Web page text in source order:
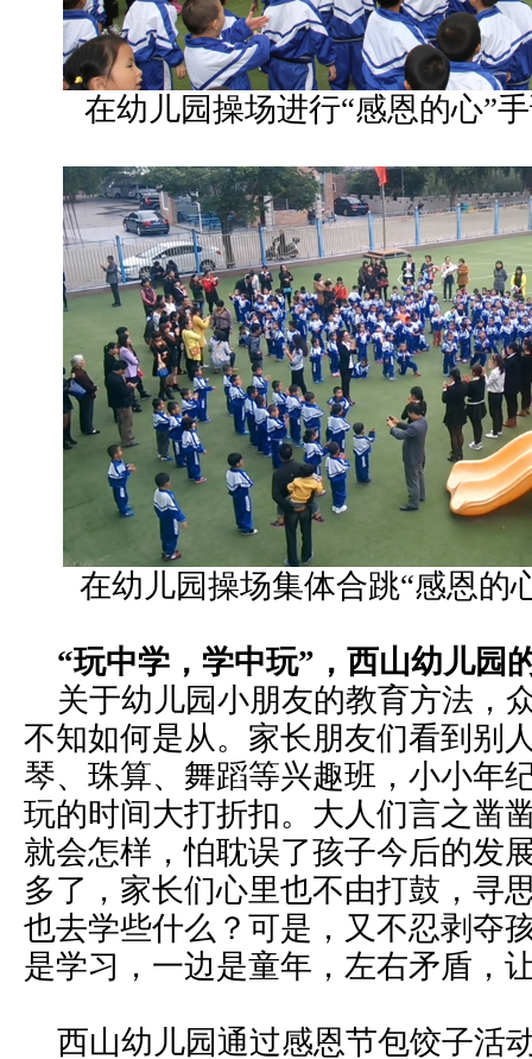
在幼儿园操场进行“感恩的心”
在幼儿园操场集体合跳“感恩的
“玩中学，学中玩”，西山幼儿园
关于幼儿园小朋友的教育方法，
不知如何是从。家长朋友们看到别
琴、珠算、舞蹈等兴趣班，小小年
玩的时间大打折扣。大人们言之凿
就会怎样，怕耽误了孩子今后的发
多了，家长们心里也不由打鼓，寻
也去学些什么？可是，又不忍剥夺
是学习，一边是童年，左右矛盾，
西山幼儿园通过感恩节包饺子活